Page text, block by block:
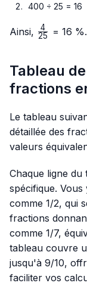
400 ÷ 25 = 16
Ainsi, \frac{4}
25
4 = 16 %.
Tableau
fractions
Le tableau
détaillée des
valeurs
Chaque ligne
spécifique.
comme 1/2, qui
fractions
comme 1/7,
tableau couvre
jusqu'à 9/10,
faciliter vos